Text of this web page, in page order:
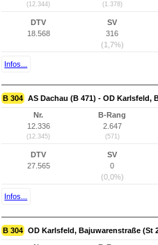
(12.344) (1.378)
DTV
18.568
SV
316
(1,7%)
Infos...
B 304 AS Dachau (B 471) - OD Karlsfeld,
Nr.
12.336
(12.345)
B-Rang
2.647
(571)
DTV
27.565
SV
0
(0,0%)
Infos...
B 304 OD Karlsfeld, Bajuwarenstraße (St